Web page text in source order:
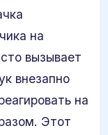
на
вызывает
внезапно
на
Этот